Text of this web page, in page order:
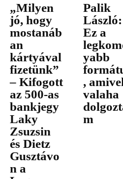
„Milyen
jó, hogy
mostanáb
an
kártyával
fizetünk”
– Kifogott
az 500-as
bankjegy
Laky
Zsuzsin
és Dietz
Gusztávo
n a
Palik
László:
Ez a
yabb
,
valaha
m